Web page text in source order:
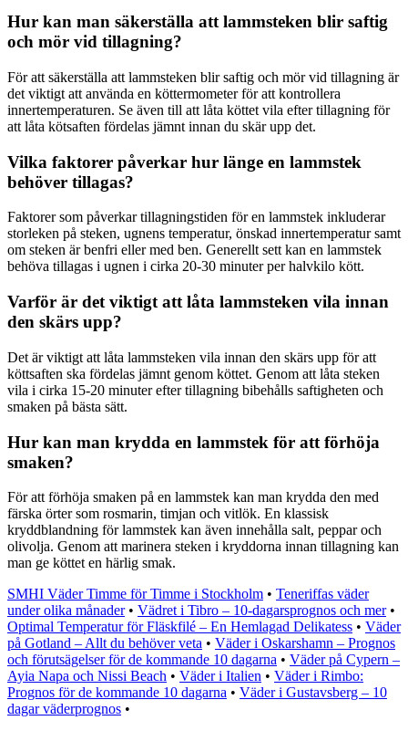
Hur kan man säkerställa att lammsteken blir saftig
och mör vid tillagning?
För att säkerställa att lammsteken blir saftig och mör vid tillagning är
det viktigt att använda en köttermometer för att kontrollera
innertemperaturen. Se även till att låta köttet vila efter tillagning för
att låta kötsaften fördelas jämnt innan du skär upp det.
Vilka faktorer påverkar hur länge en lammstek
behöver tillagas?
Faktorer som påverkar tillagningstiden för en lammstek inkluderar
storleken på steken, ugnens temperatur, önskad innertemperatur samt
om steken är benfri eller med ben. Generellt sett kan en lammstek
behöva tillagas i ugnen i cirka 20-30 minuter per halvkilo kött.
Varför är det viktigt att låta lammsteken vila innan
den skärs upp?
Det är viktigt att låta lammsteken vila innan den skärs upp för att
köttsaften ska fördelas jämnt genom köttet. Genom att låta steken
vila i cirka 15-20 minuter efter tillagning bibehålls saftigheten och
smaken på bästa sätt.
Hur kan man krydda en lammstek för att förhöja
smaken?
För att förhöja smaken på en lammstek kan man krydda den med
färska örter som rosmarin, timjan och vitlök. En klassisk
kryddblandning för lammstek kan även innehålla salt, peppar och
olivolja. Genom att marinera steken i kryddorna innan tillagning kan
man ge köttet en härlig smak.
SMHI Väder Timme för Timme i Stockholm • Teneriffas väder
under olika månader• Vädret i Tibro – 10-dagarsprognos och mer•
Optimal Temperatur för Fläskfilé – En Hemlagad Delikatess • Väder
på Gotland – Allt du behöver veta • Väder i Oskarshamn – Prognos
och förutsägelser för de kommande 10 dagarna • Väder på Cypern –
Ayia Napa och Nissi Beach • Väder i Italien • Väder i Rimbo:
Prognos för de kommande 10 dagarna • Väder i Gustavsberg – 10
dagar väderprognos •